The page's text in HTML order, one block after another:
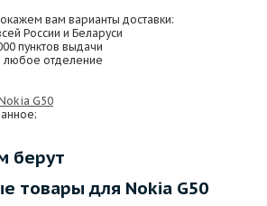
вам варианты доставки:
России и Беларуси
пунктов выдачи
любое отделение
G50
берут
товары для Nokia G50